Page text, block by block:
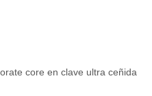
core en clave ultra ceñida